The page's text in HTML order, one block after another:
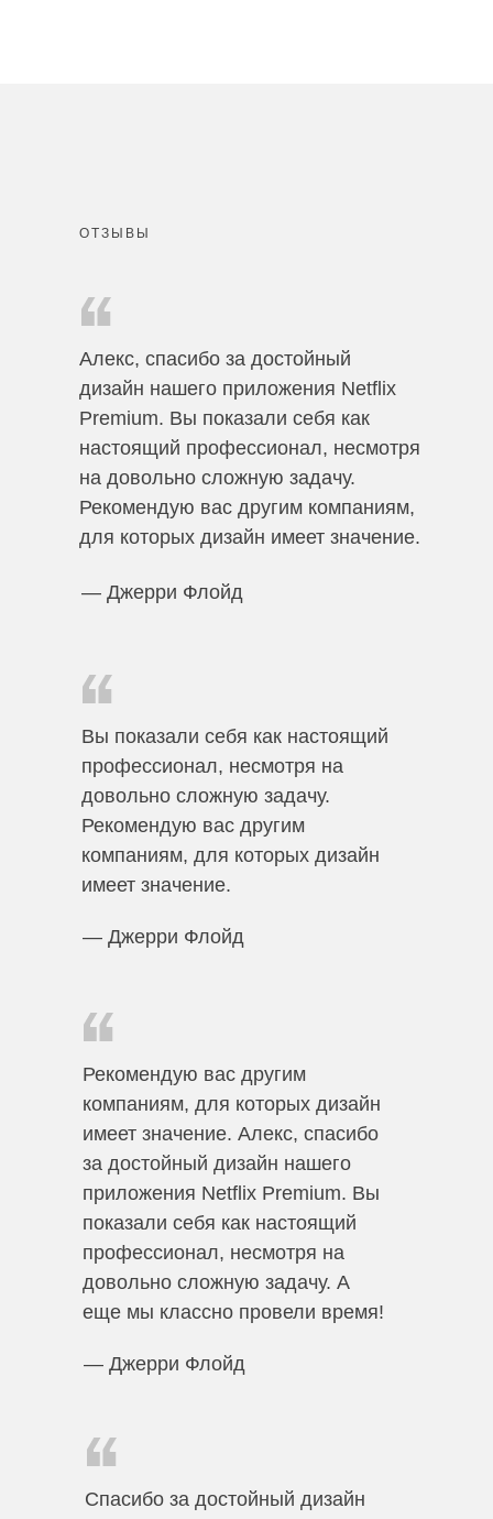
ОТЗЫВЫ
Алекс, спасибо за достойный
дизайн нашего приложения Netflix
Premium. Вы показали себя как
настоящий профессионал, несмотря
на довольно сложную задачу.
Рекомендую вас другим компаниям,
для которых дизайн имеет значение.
— Джерри Флойд
Рекомендую вас другим
компаниям, для которых дизайн
имеет значение. Алекс, спасибо
за достойный дизайн нашего
приложения Netflix Premium. Вы
показали себя как настоящий
профессионал, несмотря на
довольно сложную задачу. А
еще мы классно провели время!
— Джерри Флойд
Вы показали себя как настоящий
профессионал, несмотря на
довольно сложную задачу.
Рекомендую вас другим
компаниям, для которых дизайн
имеет значение.
— Джерри Флойд
Спасибо за достойный дизайн